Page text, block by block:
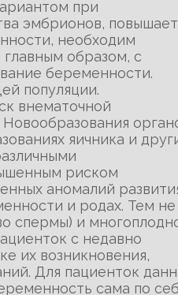
при
эмбрионов, повышает
необходим
образом, с
беременности.
популяции.
внематочной
яичника и
риском
аномалий
и родах. Тем не
спермы) и
с недавно
их возникновения,
Для пациенток
сама по